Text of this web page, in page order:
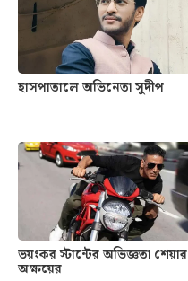
হাসপাতালে অভিনেতা সুদীপ
ভয়ংকর স্টান্টের অভিজ্ঞতা শেয়ার
অক্ষয়ের